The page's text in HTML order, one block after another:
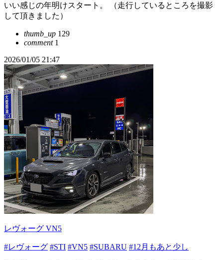
いい感じの年明けスタート。 （走行しているところを撮影
して頂きました）
thumb_up 129
comment1
2026/01/05 21:47
レヴォーグ VN5
#レヴォーグ #STI #VN5 #SUBARU #12月もあと少し